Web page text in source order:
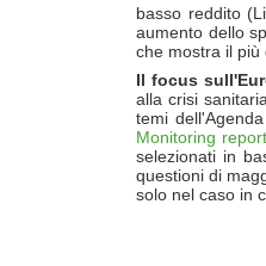
basso reddito
aumento dello
che mostra il più
Il focus
alla crisi
temi
Monitoring
selezionati in
questioni di
solo nel caso in